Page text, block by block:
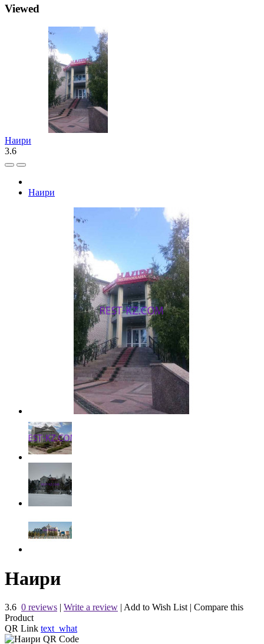
Viewed
Наири
3.6
Наири
Наири
3.6 0 reviews | Write a review | Add to Wish List | Compare this
Product
QR Link text_what